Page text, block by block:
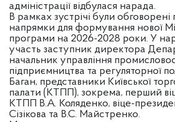
адміністрації відбулася нарада.
В рамках зустрічі були обговорені
напрямки для формування нової
програми на 2026-2028 роки. У
участь заступник директора
начальник управління
підприємництва та регуляторної
Баган, представники Київської
палати (КТПП), зокрема, перший
КТПП В.А. Коляденко, віце-
Сізікова та В.С. Майстренко.